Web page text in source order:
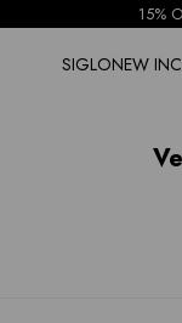
15%
SIGLONEW IN